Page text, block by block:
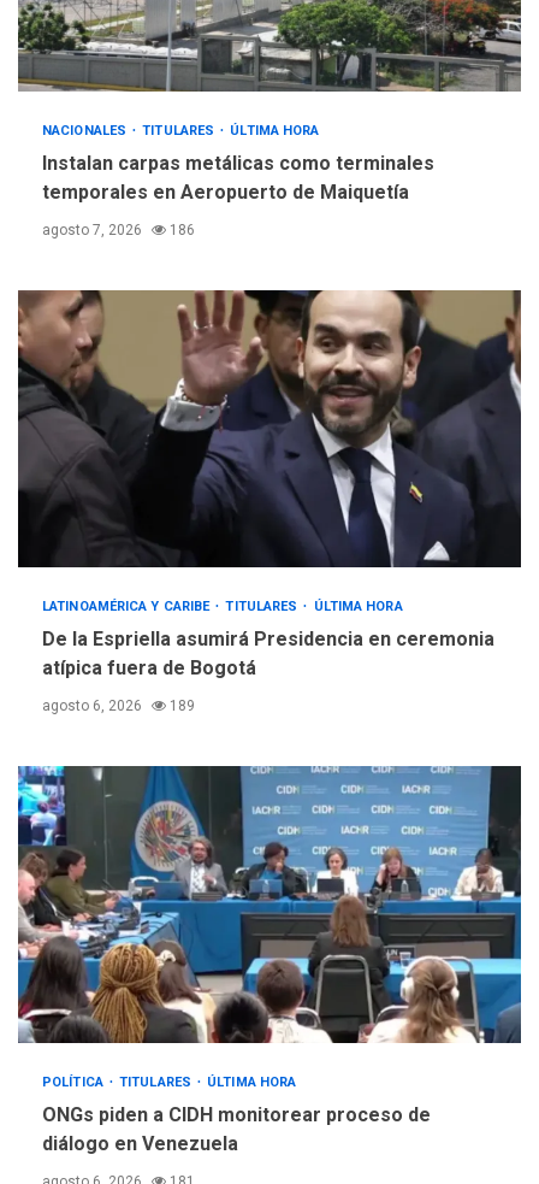
debacle atómica. Japón
debate principios no
nucleares
NACIONALES TITULARES ÚLTIMA HORA
Instalan carpas metálicas como terminales
temporales en Aeropuerto de Maiquetía
agosto 7, 2026 186
LATINOAMÉRICA Y CARIBE TITULARES ÚLTIMA HORA
De la Espriella asumirá Presidencia en ceremonia
atípica fuera de Bogotá
agosto 6, 2026 189
POLÍTICA TITULARES ÚLTIMA HORA
ONGs piden a CIDH monitorear proceso de
diálogo en Venezuela